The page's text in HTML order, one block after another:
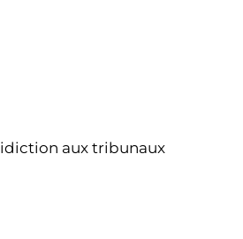
aux tribunaux